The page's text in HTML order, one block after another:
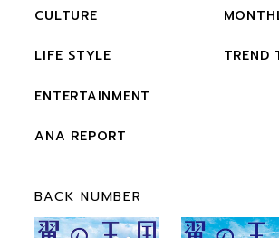
CULTURE
LIFE STYLE
ENTERTAINMENT
ANA REPORT
TREND
BACK NUMBER